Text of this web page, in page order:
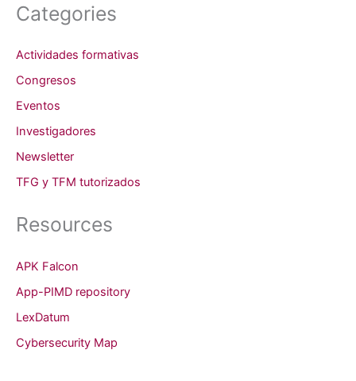
Categories
Actividades formativas
Congresos
Eventos
Investigadores
Newsletter
TFG y TFM tutorizados
Resources
APK Falcon
App-PIMD repository
LexDatum
Cybersecurity Map